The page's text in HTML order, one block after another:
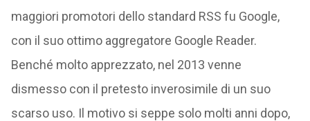
maggiori promotori dello standard RSS fu Google,
con il suo ottimo aggregatore Google Reader.
Benché molto apprezzato, nel 2013 venne
dismesso con il pretesto inverosimile di un suo
scarso uso. Il motivo si seppe solo molti anni dopo,